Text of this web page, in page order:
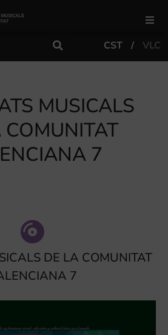
CST VLC
MUSICALS
COMUNITAT
7
DE LA COMUNITAT
7